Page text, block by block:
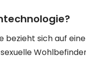
bezieht sich auf